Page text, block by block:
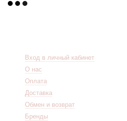
Вход в личный кабинет
О нас
Оплата
Доставка
Обмен и возврат
Бренды